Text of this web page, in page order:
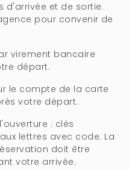
jardín.
opacas en la
dejen pasar la luz. Y
dentro. A parte de
para entrar con el
d'arrivée et de sortie
pour convenir de
virement bancaire
départ.
le compte de la carte
votre départ.
: clés
lettres avec code. La
doit être
votre arrivée.